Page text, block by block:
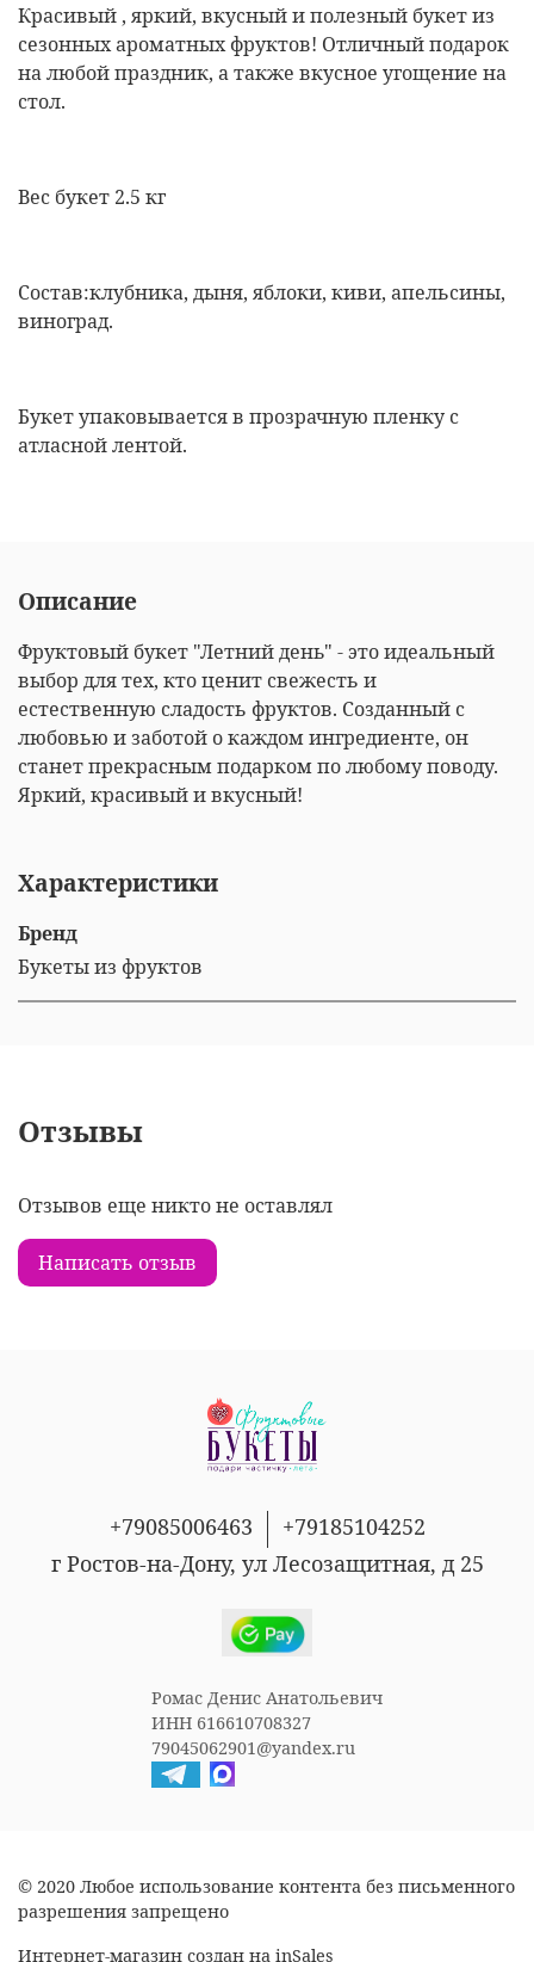
Красивый , яркий, вкусный и полезный букет из
сезонных ароматных фруктов! Отличный подарок
на любой праздник, а также вкусное угощение на
стол.
Вес букет 2.5 кг
Состав:клубника, дыня, яблоки, киви, апельсины,
виноград.
Букет упаковывается в прозрачную пленку с
атласной лентой.
Описание
Фруктовый букет "Летний день" - это идеальный
выбор для тех, кто ценит свежесть и
естественную сладость фруктов. Созданный с
любовью и заботой о каждом ингредиенте, он
станет прекрасным подарком по любому поводу.
Яркий, красивый и вкусный!
Характеристики
Бренд
Букеты из фруктов
Отзывы
Отзывов еще никто не оставлял
Написать отзыв
+79085006463
+79185104252
г Ростов-на-Дону, ул Лесозащитная, д 25
Ромас Денис Анатольевич
ИНН 616610708327
79045062901@yandex.ru
© 2020 Любое использование контента без письменного
разрешения запрещено
Интернет-магазин создан на inSales